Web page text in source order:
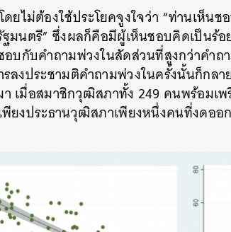
ยไม่ต้องใช้ประโยคจูงใจว่า “ท่านเห็
ฐมนตรี” ซึ่งผลก็คือมีผู้เห็นชอบคิดเป็นร้
อบกับคำถามพ่วงในสัดส่วนที่สูงกว่าคำ
ลงประชามติคำถามพ่วงในครั้งนั้นก็กล
เมื่อสมาชิกวุฒิสภาทั้ง 249 คนพร้อมเ
ยงประธานวุฒิสภาเพียงหนึ่งคนที่งดออ